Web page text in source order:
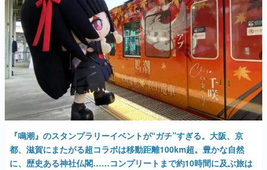
『鳴潮』のスタンプラリーイベントが“ガチ”すぎる。大阪、京
都、滋賀にまたがる超コラボは移動距離100km超。豊かな自然
に、歴史ある神社仏閣……コンプリートまで約10時間に及ぶ旅は